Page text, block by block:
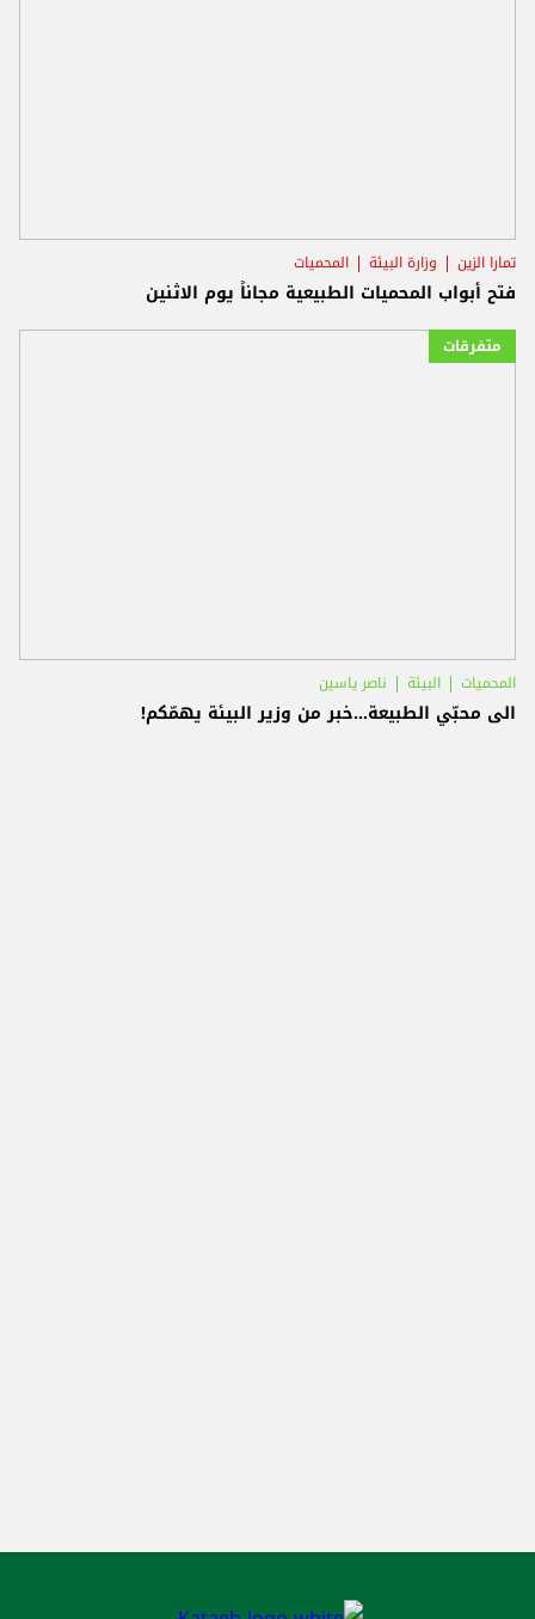
تمارا الزين وزارة البيئة المحميات
فتح أبواب المحميات الطبيعية مجاناً يوم الاثنين
متفرقات
المحميات البيئة ناصر ياسين
الى محبّي الطبيعة...خبر من وزير البيئة يهمّكم!